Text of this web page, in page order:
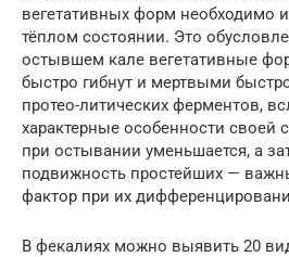
вегетативных форм необходимо
тёплом состоянии. Это
остывшем кале вегетативные
быстро гибнут и мертвыми
протео-литических ферментов,
характерные особенности своей
при остывании уменьшается, а
подвижность простейших —
фактор при их
В фекалиях можно выявить 20